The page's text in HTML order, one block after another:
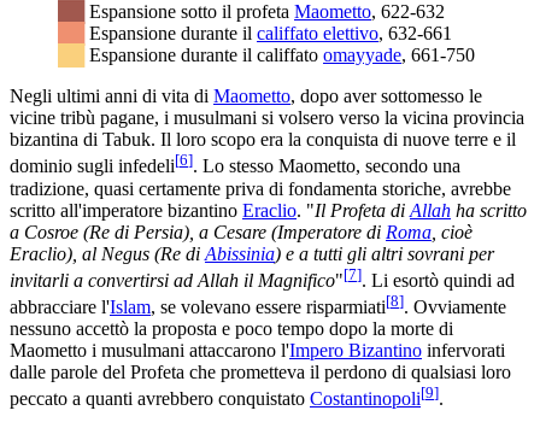
Espansione sotto il profeta Maometto, 622-632
Espansione durante il califfato elettivo, 632-661
Espansione durante il califfato omayyade, 661-750
Negli ultimi anni di vita di Maometto, dopo aver sottomesso le
vicine tribù pagane, i musulmani si volsero verso la vicina provincia
bizantina di Tabuk. Il loro scopo era la conquista di nuove terre e il
dominio sugli infedeli[6]. Lo stesso Maometto, secondo una
tradizione, quasi certamente priva di fondamenta storiche, avrebbe
scritto all'imperatore bizantino Eraclio. "Il Profeta di Allah ha scritto
a Cosroe (Re di Persia), a Cesare (Imperatore di Roma , cioè
Eraclio), al Negus (Re di Abissinia) e a tutti gli altri sovrani per
invitarli a convertirsi ad Allah il Magnifico"[7]. Li esortò quindi ad
abbracciare l'Islam, se volevano essere risparmiati[8]. Ovviamente
nessuno accettò la proposta e poco tempo dopo la morte di
Maometto i musulmani attaccarono l'Impero Bizantino infervorati
dalle parole del Profeta che prometteva il perdono di qualsiasi loro
peccato a quanti avrebbero conquistato Costantinopoli[9].